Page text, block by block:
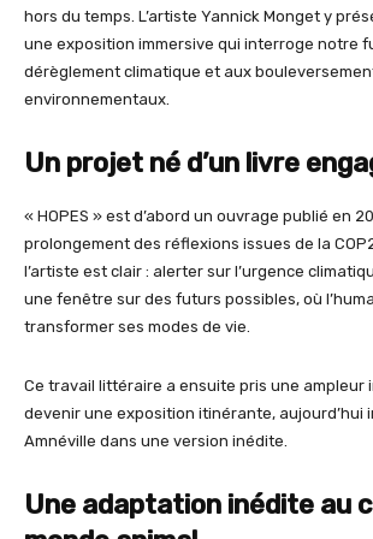
hors du temps. L’artiste Yannick Monget y
une exposition immersive qui interroge notre
dérèglement climatique et aux
environnementaux.
Un projet né d’un livre
« HOPES » est d’abord un ouvrage publié en
prolongement des réflexions issues de la
l’artiste est clair : alerter sur l’urgence
une fenêtre sur des futurs possibles, où
transformer ses modes de vie.
Ce travail littéraire a ensuite pris une ampleur
devenir une exposition itinérante, aujourd’hui
Amnéville dans une version inédite.
Une adaptation inédite au